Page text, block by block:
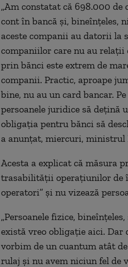
„Am constatat că 698.000
cont în bancă şi, bineînţeles,
aceste companii au datorii la
companiilor care nu au relaţii
prin bănci este extrem de
companii. Practic, aproape
bine, nu au un card bancar.
persoanele juridice să deţină
obligaţia pentru bănci să
a anunţat, miercuri, ministrul
Acesta a explicat că măsura
trasabilităţii operaţiunilor de
operatori” şi nu vizează
„Persoanele fizice,
există vreo obligaţie aici. Dar
vorbim de un cuantum atât
rulaj şi nu avem niciun fel de